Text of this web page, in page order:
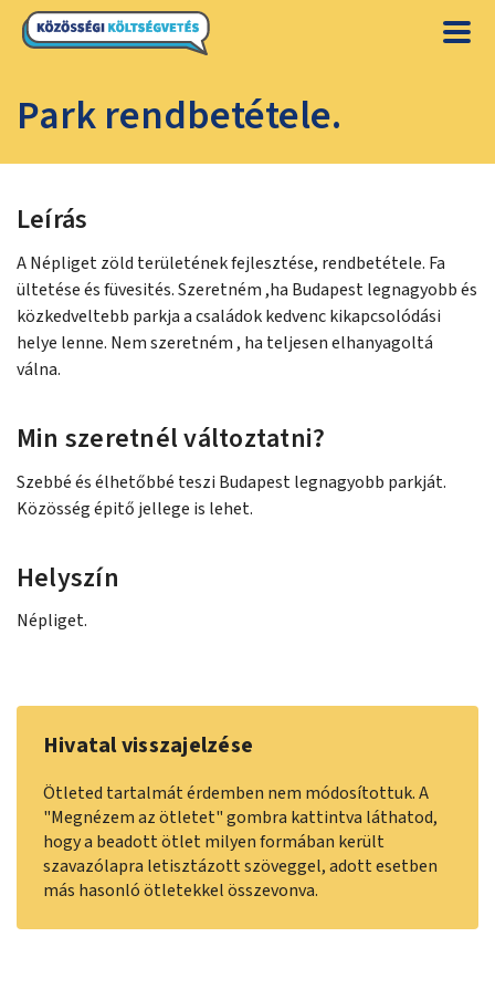
Park rendbetétele.
Leírás
A Népliget zöld területének fejlesztése, rendbetétele. Fa
ültetése és füvesités. Szeretném ,ha Budapest legnagyobb és
közkedveltebb parkja a családok kedvenc kikapcsolódási
helye lenne. Nem szeretném , ha teljesen elhanyagoltá
válna.
Min szeretnél változtatni?
Szebbé és élhetőbbé teszi Budapest legnagyobb parkját.
Közösség épitő jellege is lehet.
Helyszín
Népliget.
Hivatal visszajelzése
Ötleted tartalmát érdemben nem módosítottuk. A
"Megnézem az ötletet" gombra kattintva láthatod,
hogy a beadott ötlet milyen formában került
szavazólapra letisztázott szöveggel, adott esetben
más hasonló ötletekkel összevonva.